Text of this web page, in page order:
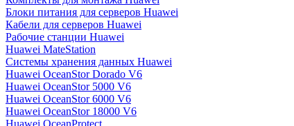
Блоки питания для серверов Huawei
Кабели для серверов Huawei
Рабочие станции Huawei
Huawei MateStation
Системы хранения данных Huawei
Huawei OceanStor Dorado V6
Huawei OceanStor 5000 V6
Huawei OceanStor 6000 V6
Huawei OceanStor 18000 V6
Huawei OceanProtect